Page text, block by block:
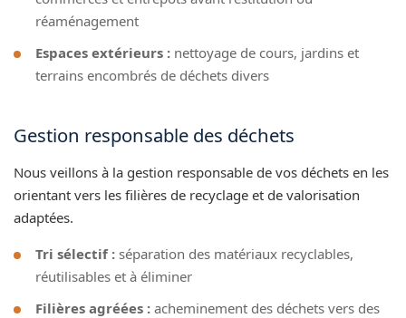
réaménagement
Espaces extérieurs : nettoyage de cours, jardins et
terrains encombrés de déchets divers
Gestion responsable des déchets
Nous veillons à la gestion responsable de vos déchets en les
orientant vers les filières de recyclage et de valorisation
adaptées.
Tri sélectif : séparation des matériaux recyclables,
réutilisables et à éliminer
Filières agréées : acheminement des déchets vers des